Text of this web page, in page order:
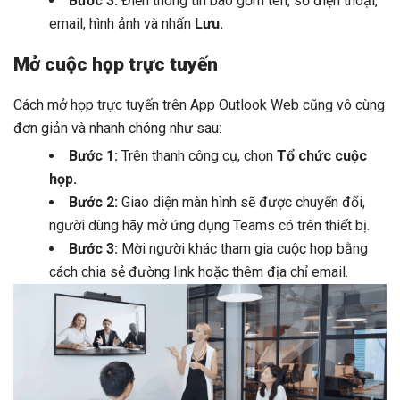
email, hình ảnh và nhấn Lưu.
Mở cuộc họp trực tuyến
Cách mở họp trực tuyến trên App Outlook Web cũng vô cùng
đơn giản và nhanh chóng như sau:
Bước 1: Trên thanh công cụ, chọn Tổ chức cuộc
họp.
Bước 2: Giao diện màn hình sẽ được chuyển đổi,
người dùng hãy mở ứng dụng Teams có trên thiết bị.
Bước 3: Mời người khác tham gia cuộc họp bằng
cách chia sẻ đường link hoặc thêm địa chỉ email.